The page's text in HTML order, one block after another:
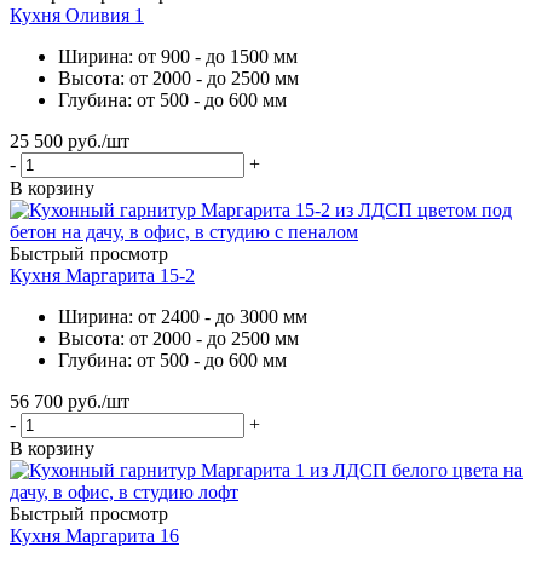
Кухня Оливия 1
Ширина: от 900 - до 1500 мм
Высота: от 2000 - до 2500 мм
Глубина: от 500 - до 600 мм
25 500 руб./шт
-
+
В корзину
Быстрый просмотр
Кухня Маргарита 15-2
Ширина: от 2400 - до 3000 мм
Высота: от 2000 - до 2500 мм
Глубина: от 500 - до 600 мм
56 700 руб./шт
-
+
В корзину
Быстрый просмотр
Кухня Маргарита 16